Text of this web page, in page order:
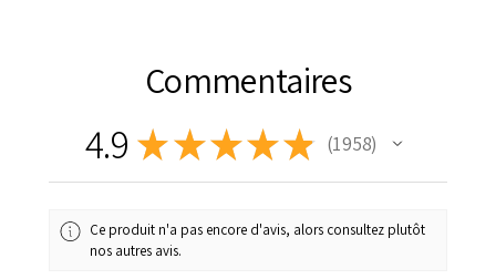
Commentaires
4.9 ★★★★★ 1 958
1958
Ce produit n'a pas encore d'avis, alors consultez plutôt
nos autres avis.